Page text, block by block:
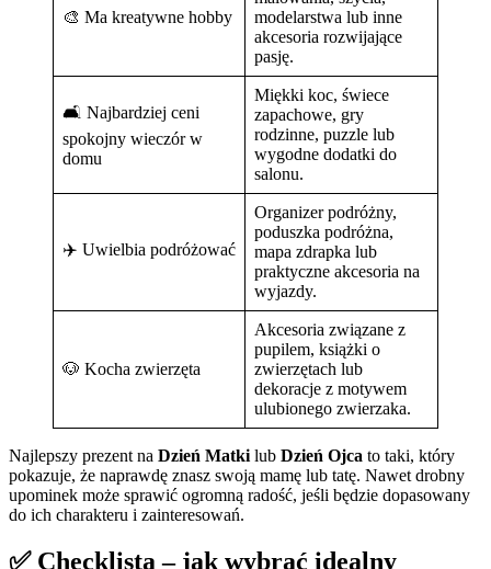
🎨 Ma kreatywne hobby
modelarstwa lub inne
akcesoria rozwijające
pasję.
🛋️ Najbardziej ceni
spokojny wieczór w
domu
Miękki koc, świece
zapachowe, gry
rodzinne, puzzle lub
wygodne dodatki do
salonu.
✈️ Uwielbia podróżować
Organizer podróżny,
poduszka podróżna,
mapa zdrapka lub
praktyczne akcesoria na
wyjazdy.
🐶 Kocha zwierzęta
Akcesoria związane z
pupilem, książki o
zwierzętach lub
dekoracje z motywem
ulubionego zwierzaka.
Najlepszy prezent na Dzień Matki lub Dzień Ojca to taki, który
pokazuje, że naprawdę znasz swoją mamę lub tatę. Nawet drobny
upominek może sprawić ogromną radość, jeśli będzie dopasowany
do ich charakteru i zainteresowań.
✅ Checklista – jak wybrać idealny